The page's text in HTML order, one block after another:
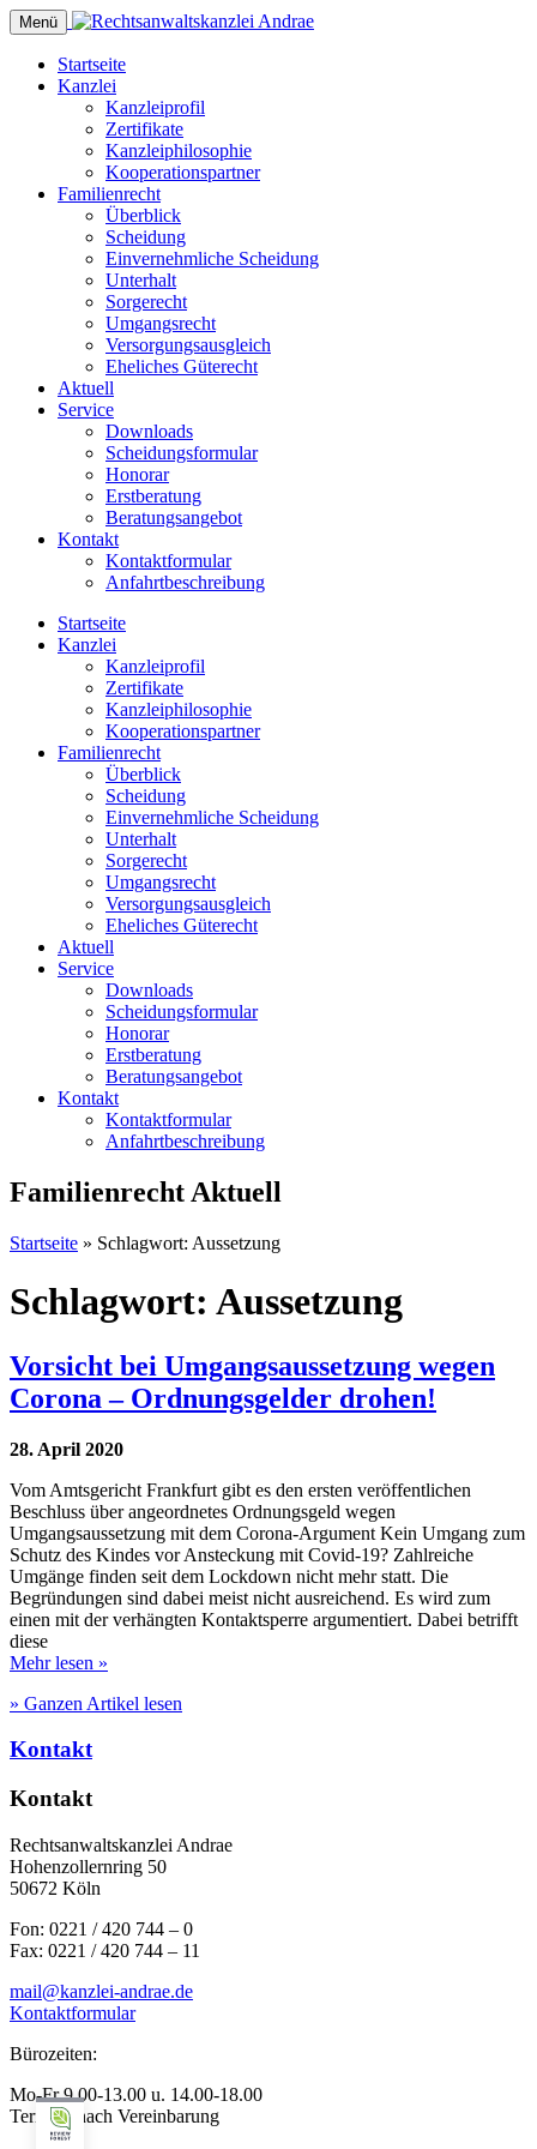
Menü
Startseite
Kanzlei
Kanzleiprofil
Zertifikate
Kanzleiphilosophie
Kooperationspartner
Familienrecht
Überblick
Scheidung
Einvernehmliche Scheidung
Unterhalt
Sorgerecht
Umgangsrecht
Versorgungsausgleich
Eheliches Güterecht
Aktuell
Service
Downloads
Scheidungsformular
Honorar
Erstberatung
Beratungsangebot
Kontakt
Kontaktformular
Anfahrtbeschreibung
Startseite
Kanzlei
Kanzleiprofil
Zertifikate
Kanzleiphilosophie
Kooperationspartner
Familienrecht
Überblick
Scheidung
Einvernehmliche Scheidung
Unterhalt
Sorgerecht
Umgangsrecht
Versorgungsausgleich
Eheliches Güterecht
Aktuell
Service
Downloads
Scheidungsformular
Honorar
Erstberatung
Beratungsangebot
Kontakt
Kontaktformular
Anfahrtbeschreibung
Familienrecht Aktuell
Startseite » Schlagwort: Aussetzung
Schlagwort: Aussetzung
Vorsicht bei Umgangsaussetzung wegen
Corona – Ordnungsgelder drohen!
28. April 2020
Vom Amtsgericht Frankfurt gibt es den ersten veröffentlichen
Beschluss über angeordnetes Ordnungsgeld wegen
Umgangsaussetzung mit dem Corona-Argument Kein Umgang zum
Schutz des Kindes vor Ansteckung mit Covid-19? Zahlreiche
Umgänge finden seit dem Lockdown nicht mehr statt. Die
Begründungen sind dabei meist nicht ausreichend. Es wird zum
einen mit der verhängten Kontaktsperre argumentiert. Dabei betrifft
diese
Mehr lesen »
» Ganzen Artikel lesen
Kontakt
Kontakt
Rechtsanwaltskanzlei Andrae
Hohenzollernring 50
50672 Köln
Fon: 0221 / 420 744 – 0
Fax: 0221 / 420 744 – 11
mail@kanzlei-andrae.de
Kontaktformular
Bürozeiten:
Mo-Fr 9.00-13.00 u. 14.00-18.00
Termine nach Vereinbarung